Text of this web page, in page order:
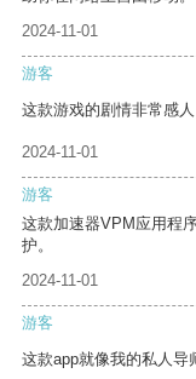
2024-11-01
游客
这款游戏的剧情非常感
2024-11-01
游客
这款加速器VPM应用程
护。
2024-11-01
游客
这款app就像我的私人导